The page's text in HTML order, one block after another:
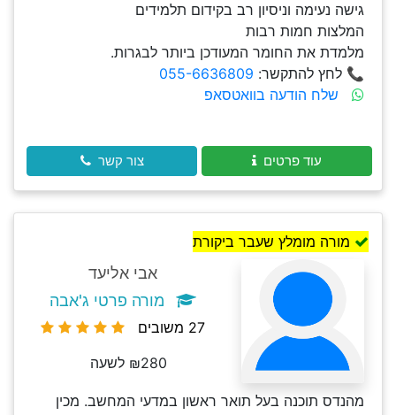
גישה נעימה וניסיון רב בקידום תלמידים
המלצות חמות רבות
מלמדת את החומר המעודכן ביותר לבגרות.
📞 לחץ להתקשר: 055-6636809
שלח הודעה בוואטסאפ
עוד פרטים צור קשר
מורה מומלץ שעבר ביקורת
אבי אליעד
מורה פרטי ג'אבה
27 משובים
₪280 לשעה
מהנדס תוכנה בעל תואר ראשון במדעי המחשב. מכין